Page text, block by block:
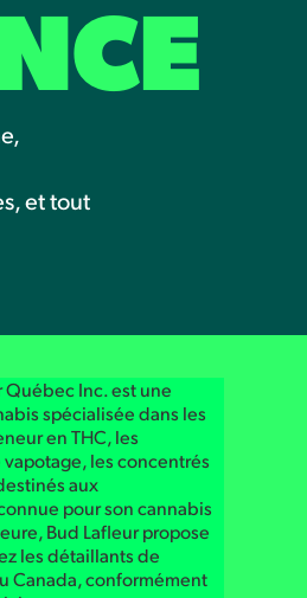
et tout
Québec Inc. est une
spécialisée dans les
en THC, les
les concentrés
aux
pour son cannabis
Bud Lafleur propose
les détaillants de
Canada, conformément